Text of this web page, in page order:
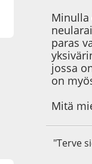
Minulla
paras
jossa
on
Mitä
"Terve